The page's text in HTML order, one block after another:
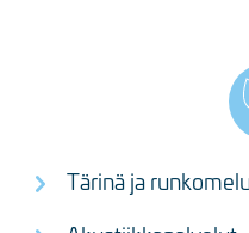
Tärinä ja